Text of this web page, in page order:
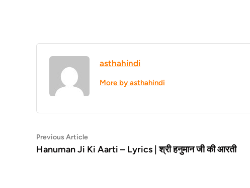
asthahindi
More by asthahindi
Post
navigation
Previous ArticlePrevious
article:
Hanuman Ji Ki Aarti – Lyrics | श्री हनुमान जी की आरती